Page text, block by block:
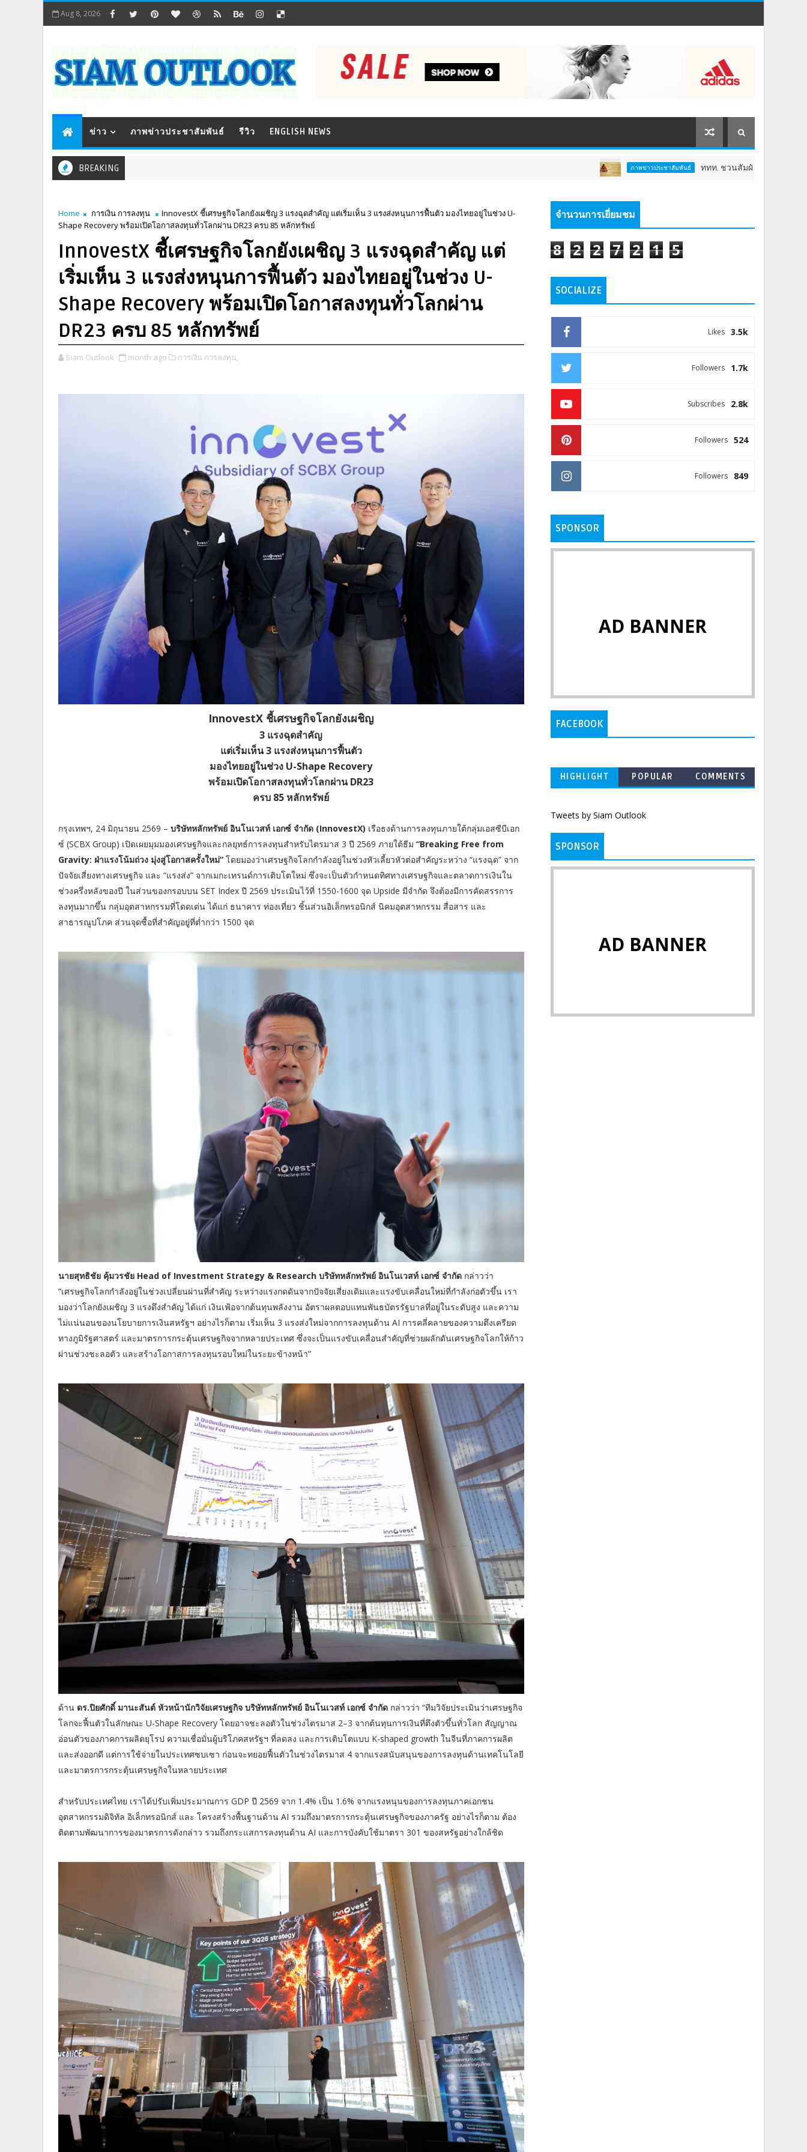
Aug 8, 2026
ข่าว ภาพข่าวประชาสัมพันธ์ รีวิว ENGLISH NEWS
BREAKING ภาพข่าวประชาสัมพันธ์ ททท. ชวนสัมผัสพลังแห่งศรัทธา ร่วมงาน "
Home การเงิน การลงทุน
InnovestX ชี้เศรษฐกิจโลกยังเผชิญ 3 แรงฉุดสำคัญ แต่เริ่มเห็น 3 แรงส่งหนุนการฟื้นตัว มองไทยอยู่ในช่วง U-
Shape Recovery พร้อมเปิดโอกาสลงทุนทั่วโลกผ่าน DR23 ครบ 85 หลักทรัพย์
InnovestX ชี้เศรษฐกิจโลกยังเผชิญ 3 แรงฉุดสำคัญ แต่
เริ่มเห็น 3 แรงส่งหนุนการฟื้นตัว มองไทยอยู่ในช่วง U-
Shape Recovery พร้อมเปิดโอกาสลงทุนทั่วโลกผ่าน
DR23 ครบ 85 หลักทรัพย์
Siam Outlook month ago การเงิน การลงทุน,
InnovestX ชี้เศรษฐกิจโลกยังเผชิญ
3 แรงฉุดสำคัญ
แต่เริ่มเห็น 3 แรงส่งหนุนการฟื้นตัว
มองไทยอยู่ในช่วง U-Shape Recovery
พร้อมเปิดโอกาสลงทุนทั่วโลกผ่าน DR23
ครบ 85 หลักทรัพย์
กรุงเทพฯ, 24 มิถุนายน 2569 – บริษัทหลักทรัพย์ อินโนเวสท์ เอกซ์ จำกัด (InnovestX) เรือธงด้านการลงทุนภายใต้กลุ่มเอสซีบีเอก
ซ์ (SCBX Group) เปิดเผยมุมมองเศรษฐกิจและกลยุทธ์การลงทุนสำหรับไตรมาส 3 ปี 2569 ภายใต้ธีม “Breaking Free from
Gravity: ฝ่าแรงโน้มถ่วง มุ่งสู่โอกาสครั้งใหม่” โดยมองว่าเศรษฐกิจโลกกำลังอยู่ในช่วงหัวเลี้ยวหัวต่อสำคัญระหว่าง “แรงฉุด” จาก
ปัจจัยเสี่ยงทางเศรษฐกิจ และ “แรงส่ง” จากเมกะเทรนด์การเติบโตใหม่ ซึ่งจะเป็นตัวกำหนดทิศทางเศรษฐกิจและตลาดการเงินใน
ช่วงครึ่งหลังของปี ในส่วนของกรอบบน SET Index ปี 2569 ประเมินไว้ที่ 1550-1600 จุด Upside มีจำกัด จึงต้องมีการคัดสรรการ
ลงทุนมากขึ้น กลุ่มอุตสาหกรรมที่โดดเด่น ได้แก่ ธนาคาร ท่องเที่ยว ชิ้นส่วนอิเล็กทรอนิกส์ นิคมอุตสาหกรรม สื่อสาร และ
สาธารณูปโภค ส่วนจุดซื้อที่สำคัญอยู่ที่ต่ำกว่า 1500 จุด
นายสุทธิชัย คุ้มวรชัย Head of Investment Strategy & Research บริษัทหลักทรัพย์ อินโนเวสท์ เอกซ์ จำกัด กล่าวว่า
“เศรษฐกิจโลกกำลังอยู่ในช่วงเปลี่ยนผ่านที่สำคัญ ระหว่างแรงกดดันจากปัจจัยเสี่ยงเดิมและแรงขับเคลื่อนใหม่ที่กำลังก่อตัวขึ้น เรา
มองว่าโลกยังเผชิญ 3 แรงดึงสำคัญ ได้แก่ เงินเฟ้อจากต้นทุนพลังงาน อัตราผลตอบแทนพันธบัตรรัฐบาลที่อยู่ในระดับสูง และความ
ไม่แน่นอนของนโยบายการเงินสหรัฐฯ อย่างไรก็ตาม เริ่มเห็น 3 แรงส่งใหม่จากการลงทุนด้าน AI การคลี่คลายของความตึงเครียด
ทางภูมิรัฐศาสตร์ และมาตรการกระตุ้นเศรษฐกิจจากหลายประเทศ ซึ่งจะเป็นแรงขับเคลื่อนสำคัญที่ช่วยผลักดันเศรษฐกิจโลกให้ก้าว
ผ่านช่วงชะลอตัว และสร้างโอกาสการลงทุนรอบใหม่ในระยะข้างหน้า”
ด้าน ดร.ปิยศักดิ์ มานะสันต์ หัวหน้านักวิจัยเศรษฐกิจ บริษัทหลักทรัพย์ อินโนเวสท์ เอกซ์ จำกัด กล่าวว่า “ทีมวิจัยประเมินว่าเศรษฐกิจ
โลกจะฟื้นตัวในลักษณะ U-Shape Recovery โดยอาจชะลอตัวในช่วงไตรมาส 2–3 จากต้นทุนการเงินที่ตึงตัวขึ้นทั่วโลก สัญญาณ
อ่อนตัวของภาคการผลิตยุโรป ความเชื่อมั่นผู้บริโภคสหรัฐฯ ที่ลดลง และการเติบโตแบบ K-shaped growth ในจีนที่ภาคการผลิต
และส่งออกดี แต่การใช้จ่ายในประเทศซบเซา ก่อนจะทยอยฟื้นตัวในช่วงไตรมาส 4 จากแรงสนับสนุนของการลงทุนด้านเทคโนโลยี
และมาตรการกระตุ้นเศรษฐกิจในหลายประเทศ
สำหรับประเทศไทย เราได้ปรับเพิ่มประมาณการ GDP ปี 2569 จาก 1.4% เป็น 1.6% จากแรงหนุนของการลงทุนภาคเอกชน
อุตสาหกรรมดิจิทัล อิเล็กทรอนิกส์ และ โครงสร้างพื้นฐานด้าน AI รวมถึงมาตรการกระตุ้นเศรษฐกิจของภาครัฐ อย่างไรก็ตาม ต้อง
ติดตามพัฒนาการของมาตรการดังกล่าว รวมถึงกระแสการลงทุนด้าน AI และการบังคับใช้มาตรา 301 ของสหรัฐอย่างใกล้ชิด
จำนวนการเยี่ยมชม
8 2 2 7 2 1 5
SOCIALIZE
3.5k
Likes
1.7k
Followers
2.8k
Subscribes
524
Followers
849
Followers
SPONSOR
AD BANNER
FACEBOOK
HIGHLIGHT POPULAR COMMENTS
Tweets by Siam Outlook
SPONSOR
AD BANNER